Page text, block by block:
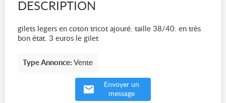
DESCRIPTION
gilets legers en coton tricot ajouré. taille 38/40. en très
bon état. 3 euros le gilet
Type Annonce: Vente
Envoyer un
message